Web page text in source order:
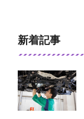
新着記事